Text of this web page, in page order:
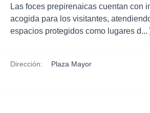
Las foces prepirenaicas cuentan con
acogida para los visitantes,
espacios protegidos como lugares d...
Dirección: Plaza Mayor